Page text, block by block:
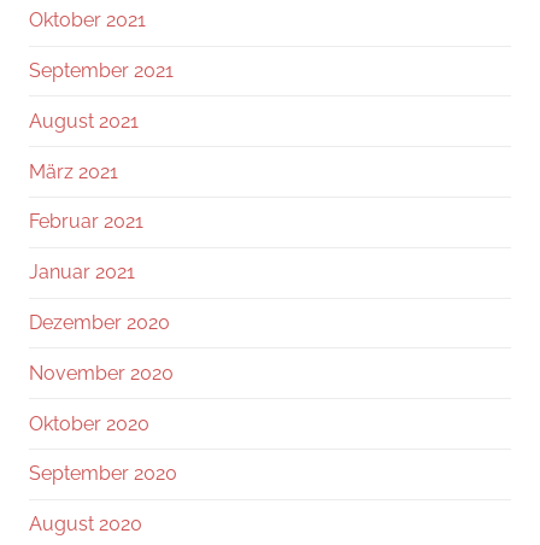
Oktober 2021
September 2021
August 2021
März 2021
Februar 2021
Januar 2021
Dezember 2020
November 2020
Oktober 2020
September 2020
August 2020